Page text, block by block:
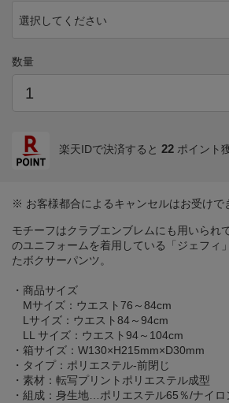
選択してください
数量
楽天IDで決済すると 22 ポイント
※ お客様都合によるキャンセルはお受けで
モチーフはクラブエンブレムにも用いられ
のユニフォームを着用している「ジェフィ
たボクサーパンツ。
・商品サイズ
Mサイズ：ウエスト76～84cm
Lサイズ：ウエスト84～94cm
LL サイズ：ウエスト94～104cm
・箱サイズ：W130×H215mm×D30mm
・タイプ：ポリエステル-前閉じ
・素材：転写プリントポリエステル成型
・組成：身生地…ポリエステル65％/ナイロ